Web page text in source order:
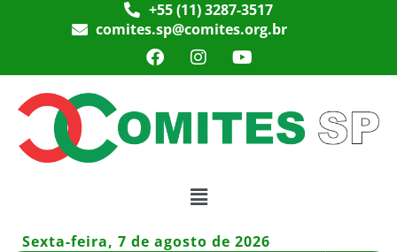
+55 (11) 3287-3517
comites.sp@comites.org.br
Sexta-feira, 7 de agosto de 2026